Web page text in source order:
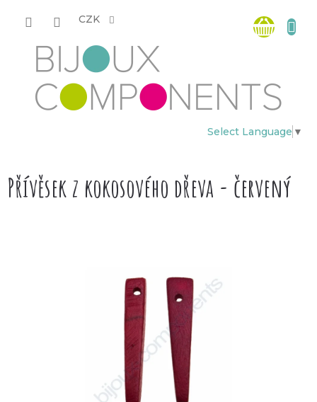
CZK
Select Language ▼
košík
Přívěsek z kokosového dřeva - červený